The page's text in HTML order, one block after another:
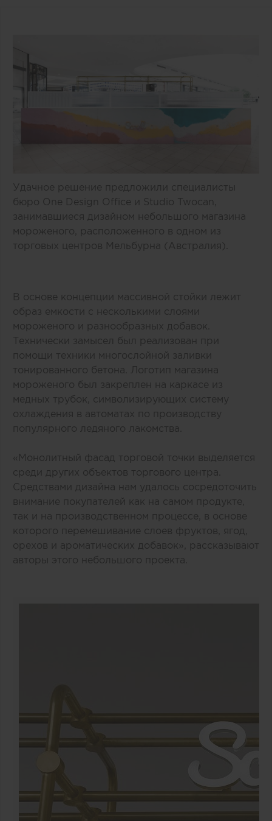
Удачное решение предложили специалисты
бюро One Design Office и Studio Twocan,
занимавшиеся дизайном небольшого магазина
мороженого, расположенного в одном из
торговых центров Мельбурна (Австралия).
В основе концепции массивной стойки лежит
образ емкости с несколькими слоями
мороженого и разнообразных добавок.
Технически замысел был реализован при
помощи техники многослойной заливки
тонированного бетона. Логотип магазина
мороженого был закреплен на каркасе из
медных трубок, символизирующих систему
охлаждения в автоматах по производству
популярного ледяного лакомства.
«Монолитный фасад торговой точки выделяется
среди других объектов торгового центра.
Средствами дизайна нам удалось сосредоточить
внимание покупателей как на самом продукте,
так и на производственном процессе, в основе
которого перемешивание слоев фруктов, ягод,
орехов и ароматических добавок», рассказывают
авторы этого небольшого проекта.